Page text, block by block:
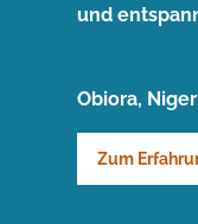
und
Obiora,
Zum